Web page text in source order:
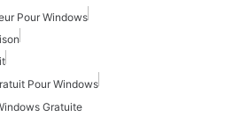
Pour Windows
Pour Windows
Gratuite